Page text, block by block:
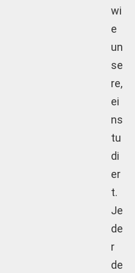
wi
e
un
se
re,
ei
ns
tu
di
er
t.
Je
de
r
de